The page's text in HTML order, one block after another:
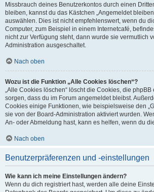
Missbrauch deines Benutzerkontos durch einen
bleiben, kannst du das Kästchen „Angemeldet
auswählen. Dies ist nicht empfehlenswert, wenn du
Computer, zum Beispiel in einem Internetcafé,
nicht zur Verfügung steht, dann wurde sie vermutlich
Administration ausgeschaltet.
Nach oben
Wozu ist die Funktion „Alle Cookies löschen“?
„Alle Cookies löschen“ löscht die Cookies, die
sorgen, dass du im Forum angemeldet bleibst.
Cookies einige Funktionen, wie beispielsweise den
sie von der Board-Administration aktiviert wurden.
An- oder Abmeldung hast, kann es helfen, wenn du
Nach oben
Benutzerpräferenzen und -einstellungen
Wie kann ich meine Einstellungen ändern?
Wenn du dich registriert hast, werden alle deine